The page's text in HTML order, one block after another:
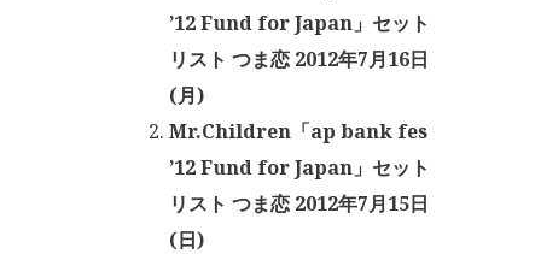
’12 Fund for Japan」セット
リスト つま恋 2012年7月16日
(月)
Mr.Children「ap bank fes
’12 Fund for Japan」セット
リスト つま恋 2012年7月15日
(日)